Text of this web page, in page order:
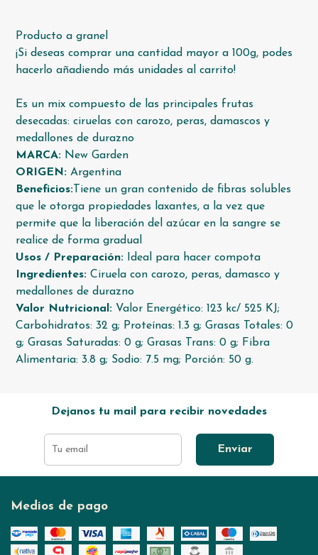
Producto a granel
¡Si deseas comprar una cantidad mayor a 100g, podes
hacerlo añadiendo más unidades al carrito!
Es un mix compuesto de las principales frutas
desecadas: ciruelas con carozo, peras, damascos y
medallones de durazno
MARCA: New Garden
ORIGEN:Argentina
Beneficios: Tiene un gran contenido de fibras solubles
que le otorga propiedades laxantes, a la vez que
permite que la liberación del azúcar en la sangre se
realice de forma gradual
Usos / Preparación: Ideal para hacer compota
Ingredientes:Ciruela con carozo, peras, damasco y
medallones de durazno
Valor Nutricional: Valor Energético: 123 kc/ 525 KJ;
Carbohidratos: 32 g; Proteínas: 1.3 g; Grasas Totales: 0
g; Grasas Saturadas: 0 g; Grasas Trans: 0 g; Fibra
Alimentaria: 3.8 g; Sodio: 7.5 mg; Porción: 50 g.
Dejanos tu mail para recibir novedades
Enviar
Medios de pago